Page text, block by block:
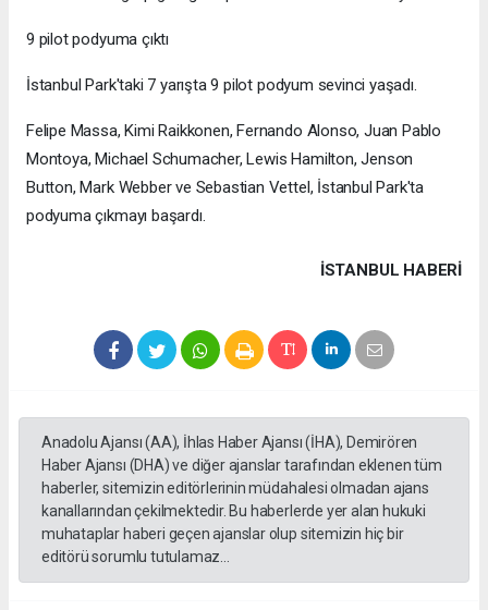
9 pilot podyuma çıktı
İstanbul Park'taki 7 yarışta 9 pilot podyum sevinci yaşadı.
Felipe Massa, Kimi Raikkonen, Fernando Alonso, Juan Pablo
Montoya, Michael Schumacher, Lewis Hamilton, Jenson
Button, Mark Webber ve Sebastian Vettel, İstanbul Park'ta
podyuma çıkmayı başardı.
İSTANBUL HABERİ
Anadolu Ajansı (AA), İhlas Haber Ajansı (İHA), Demirören
Haber Ajansı (DHA) ve diğer ajanslar tarafından eklenen tüm
haberler, sitemizin editörlerinin müdahalesi olmadan ajans
kanallarından çekilmektedir. Bu haberlerde yer alan hukuki
muhataplar haberi geçen ajanslar olup sitemizin hiç bir
editörü sorumlu tutulamaz...